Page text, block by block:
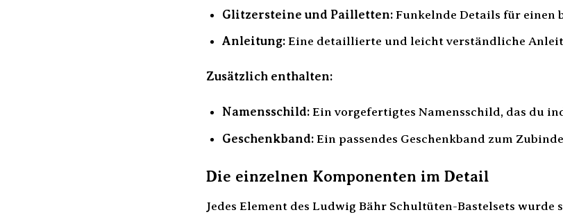
Glitzersteine und Pailletten:Funkelnde Details für einen
Anleitung:Eine detaillierte und leicht verständliche
Zusätzlich enthalten:
Namensschild:Ein vorgefertigtes Namensschild, das du
Geschenkband:Ein passendes Geschenkband zum
Die einzelnen Komponenten im Detail
Jedes Element des Ludwig Bähr Schultüten-Bastelsets